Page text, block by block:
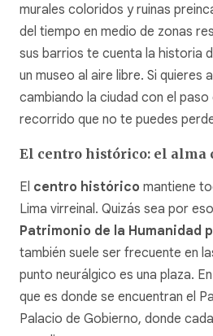
murales coloridos y ruinas
del tiempo en medio de zonas
sus barrios te cuenta la historia
un museo al aire libre. Si quieres
cambiando la ciudad con el paso
recorrido que no te puedes
El centro histórico: el alma
El centro histórico mantiene
Lima virreinal. Quizás sea por
Patrimonio de la Humanidad
también suele ser frecuente en
punto neurálgico es una plaza.
que es donde se encuentran el
Palacio de Gobierno, donde